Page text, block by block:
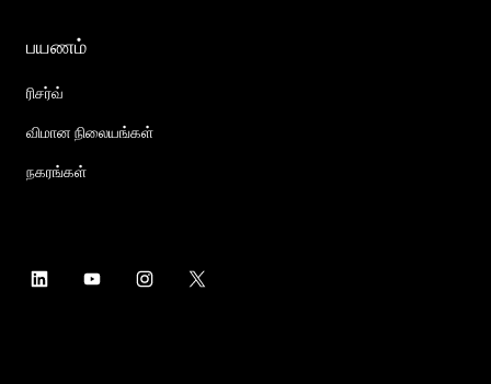
பயணம்
ரிசர்வ்
விமான நிலையங்கள்
நகரங்கள்